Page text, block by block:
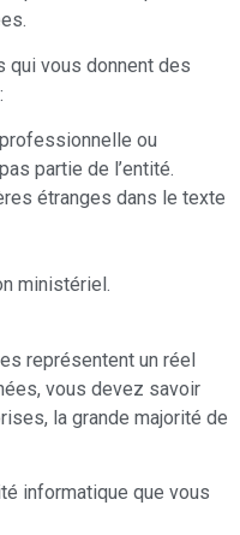
qui vous donnent des
professionnelle ou
partie de l’entité.
étranges dans le texte
ministériel.
représentent un réel
vous devez savoir
la grande majorité de
informatique que vous